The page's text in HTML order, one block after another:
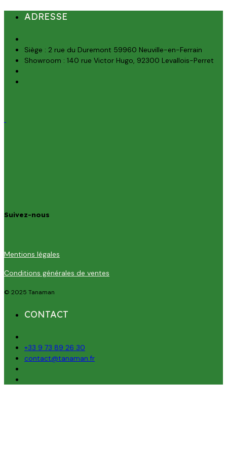
ADRESSE
Siège : 2 rue du Duremont 59960 Neuville-en-Ferrain
Showroom : 140 rue Victor Hugo, 92300 Levallois-Perret
Suivez-nous
Mentions légales
Conditions générales de ventes
© 2025 Tanaman
CONTACT
+33 9 73 89 26 30
contact@tanaman.fr